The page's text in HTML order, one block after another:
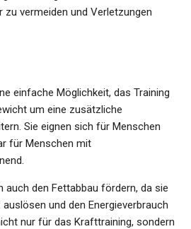
zu vermeiden und Verletzungen
einfache Möglichkeit, das Training
um eine zusätzliche
Sie eignen sich für Menschen
für Menschen mit
auch den Fettabbau fördern, da sie
und den Energieverbrauch
nur für das Krafttraining, sondern